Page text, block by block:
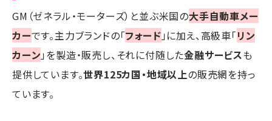
GM（ゼネラル・モーターズ）と並ぶ米国の大手自動車メー
カーです。主力ブランドの「フォード 」に加え、高級車「リン
カーン 」を製造・販売し、それに付随した金融サービスも
提供しています。世界125カ国・地域以上の販売網を持っ
ています。